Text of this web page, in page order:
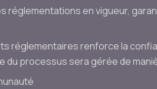
réglementations en vigueur,
réglementaires renforce la
du processus sera gérée de